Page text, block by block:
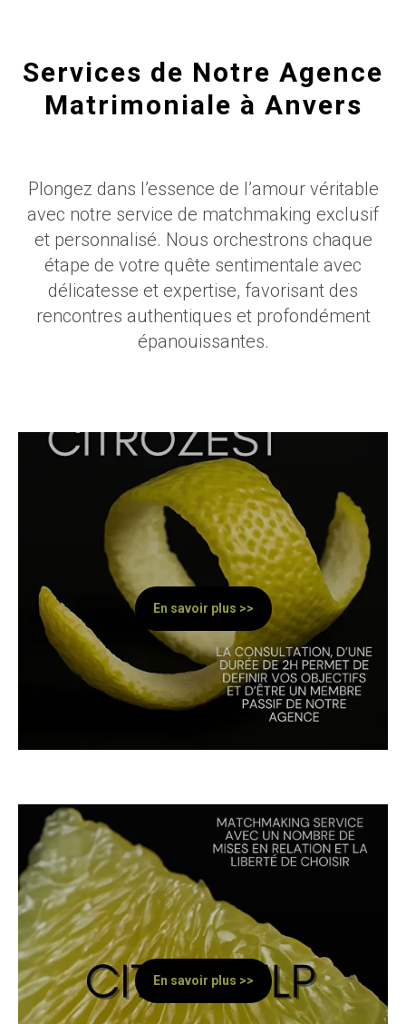
Services de Notre Agence
Matrimoniale à Anvers
Plongez dans l’essence de l’amour véritable
avec notre service de matchmaking exclusif
et personnalisé. Nous orchestrons chaque
étape de votre quête sentimentale avec
délicatesse et expertise, favorisant des
rencontres authentiques et profondément
épanouissantes.
En savoir plus >>
En savoir plus >>